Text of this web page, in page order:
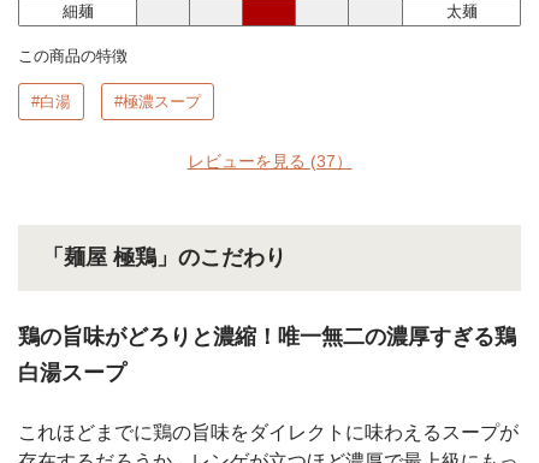
細麺 太麺
この商品の特徴
#白湯 #極濃スープ
レビューを見る (37）
「麺屋 極鶏」のこだわり
鶏の旨味がどろりと濃縮！唯一無二の濃厚すぎる鶏
白湯スープ
これほどまでに鶏の旨味をダイレクトに味わえるスープが